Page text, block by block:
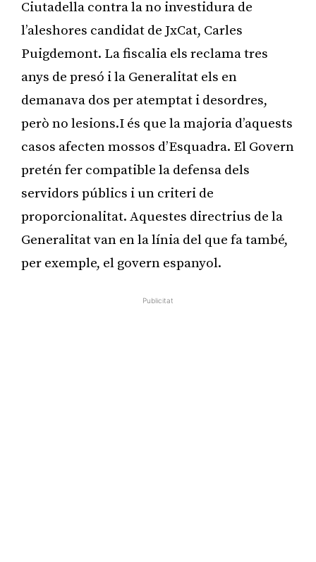
Ciutadella contra la no investidura de
l’aleshores candidat de JxCat, Carles
Puigdemont. La fiscalia els reclama tres
anys de presó i la Generalitat els en
demanava dos per atemptat i desordres,
però no lesions.I és que la majoria d’aquests
casos afecten mossos d’Esquadra. El Govern
pretén fer compatible la defensa dels
servidors públics i un criteri de
proporcionalitat. Aquestes directrius de la
Generalitat van en la línia del que fa també,
per exemple, el govern espanyol.
Publicitat